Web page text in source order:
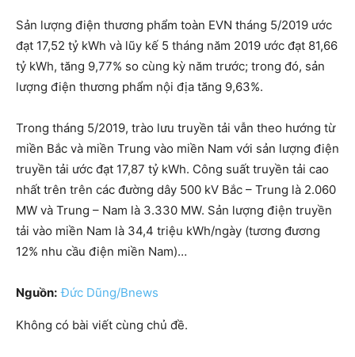
Sản lượng điện thương phẩm toàn EVN tháng 5/2019 ước
đạt 17,52 tỷ kWh và lũy kế 5 tháng năm 2019 ước đạt 81,66
tỷ kWh, tăng 9,77% so cùng kỳ năm trước; trong đó, sản
lượng điện thương phẩm nội địa tăng 9,63%.
Trong tháng 5/2019, trào lưu truyền tải vẫn theo hướng từ
miền Bắc và miền Trung vào miền Nam với sản lượng điện
truyền tải ước đạt 17,87 tỷ kWh. Công suất truyền tải cao
nhất trên trên các đường dây 500 kV Bắc – Trung là 2.060
MW và Trung – Nam là 3.330 MW. Sản lượng điện truyền
tải vào miền Nam là 34,4 triệu kWh/ngày (tương đương
12% nhu cầu điện miền Nam)…
Nguồn: Đức Dũng/Bnews
Không có bài viết cùng chủ đề.